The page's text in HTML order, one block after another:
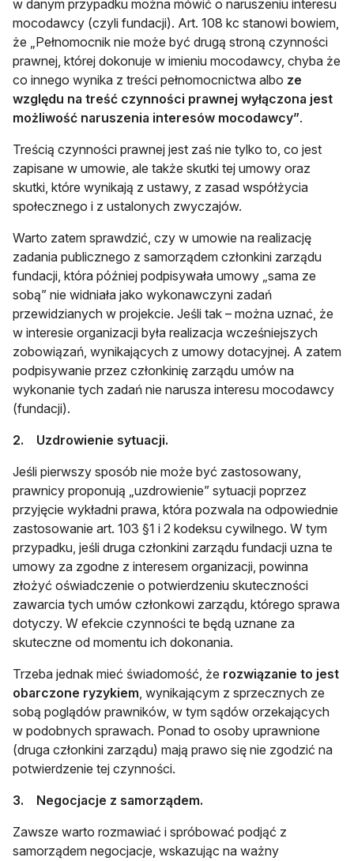
w danym przypadku można mówić o naruszeniu interesu
mocodawcy (czyli fundacji). Art. 108 kc stanowi bowiem,
że „Pełnomocnik nie może być drugą stroną czynności
prawnej, której dokonuje w imieniu mocodawcy, chyba że
co innego wynika z treści pełnomocnictwa albo ze
względu na treść czynności prawnej wyłączona jest
możliwość naruszenia interesów mocodawcy”.
Treścią czynności prawnej jest zaś nie tylko to, co jest
zapisane w umowie, ale także skutki tej umowy oraz
skutki, które wynikają z ustawy, z zasad współżycia
społecznego i z ustalonych zwyczajów.
Warto zatem sprawdzić, czy w umowie na realizację
zadania publicznego z samorządem członkini zarządu
fundacji, która później podpisywała umowy „sama ze
sobą” nie widniała jako wykonawczyni zadań
przewidzianych w projekcie. Jeśli tak – można uznać, że
w interesie organizacji była realizacja wcześniejszych
zobowiązań, wynikających z umowy dotacyjnej. A zatem
podpisywanie przez członkinię zarządu umów na
wykonanie tych zadań nie narusza interesu mocodawcy
(fundacji).
2. Uzdrowienie sytuacji.
Jeśli pierwszy sposób nie może być zastosowany,
prawnicy proponują „uzdrowienie” sytuacji poprzez
przyjęcie wykładni prawa, która pozwala na odpowiednie
zastosowanie art. 103 §1 i 2 kodeksu cywilnego. W tym
przypadku, jeśli druga członkini zarządu fundacji uzna te
umowy za zgodne z interesem organizacji, powinna
złożyć oświadczenie o potwierdzeniu skuteczności
zawarcia tych umów członkowi zarządu, którego sprawa
dotyczy. W efekcie czynności te będą uznane za
skuteczne od momentu ich dokonania.
Trzeba jednak mieć świadomość, że rozwiązanie to jest
obarczone ryzykiem, wynikającym z sprzecznych ze
sobą poglądów prawników, w tym sądów orzekających
w podobnych sprawach. Ponad to osoby uprawnione
(druga członkini zarządu) mają prawo się nie zgodzić na
potwierdzenie tej czynności.
3. Negocjacje z samorządem.
Zawsze warto rozmawiać i spróbować podjąć z
samorządem negocjacje, wskazując na ważny